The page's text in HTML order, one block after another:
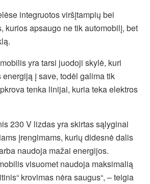
integruotos viršįtampių bei
kurios apsaugo ne tik automobilį, bet
yra tarsi juodoji skylė, kuri
į save, todėl galima tik
tenka linijai, kuria teka elektros
230 V lizdas yra skirtas sąlyginai
įrengimams, kurių didesnė dalis
naudoja mažai energijos.
visuomet naudoja maksimalią
krovimas nėra saugus“, – teigia